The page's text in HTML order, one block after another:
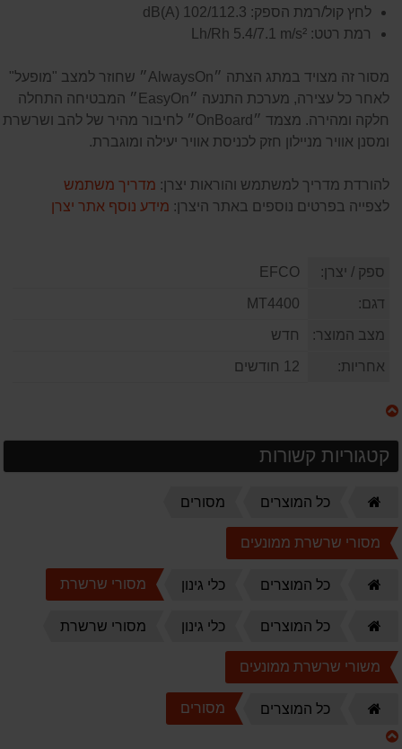
לחץ קול/רמת הספק: 102/112.3 dB(A)
רמת רטט: Lh/Rh 5.4/7.1 m/s²
מסור זה מצויד במתג הצתה ״AlwaysOn״ שחוזר למצב "מופעל"
לאחר כל עצירה, מערכת התנעה ״EasyOn״ המבטיחה התחלה
חלקה ומהירה. מצמד ״OnBoard״ לחיבור מהיר של להב ושרשרת
ומסנן אוויר מניילון חזק לכניסת אוויר יעילה ומוגברת.
להורדת מדריך למשתמש והוראות יצרן: מדריך משתמש
לצפייה בפרטים נוספים באתר היצרן: מידע נוסף אתר יצרן
ספק / יצרן:
דגם:
מצב המוצר: חדש
אחריות:
קטגוריות קשורות
כל המוצרים מסורים
מסורי שרשרת ממונעים
כל המוצרים כלי גינון מסורי שרשרת
כל המוצרים כלי גינון מסורי שרשרת
משורי שרשרת ממונעים
כל המוצרים מסורים